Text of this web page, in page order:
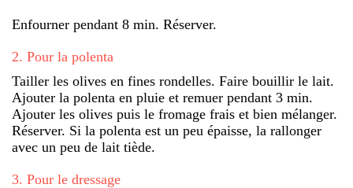
Enfourner pendant 8 min. Réserver.
2. Pour la polenta
Tailler les olives en fines rondelles. Faire bouillir le lait.
Ajouter la polenta en pluie et remuer pendant 3 min.
Ajouter les olives puis le fromage frais et bien mélanger.
Réserver. Si la polenta est un peu épaisse, la rallonger
avec un peu de lait tiède.
3. Pour le dressage